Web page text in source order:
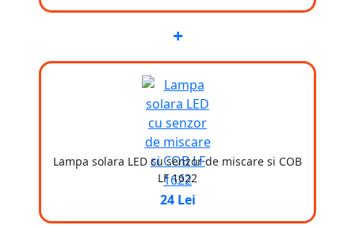
+
Lampa solara LED cu senzor de miscare si COB
LF 1622
24 Lei